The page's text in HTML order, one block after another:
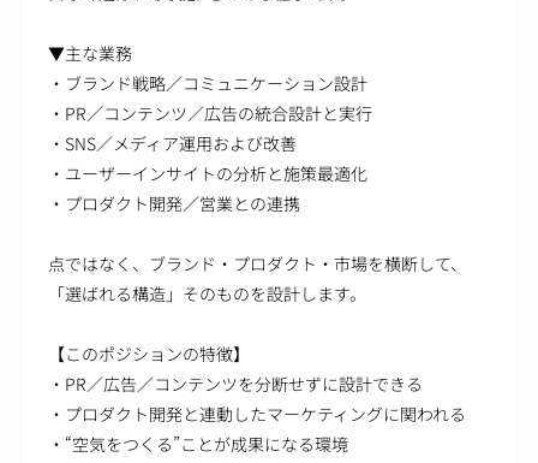
▼主な業務
・ブランド戦略／コミュニケーション設計
・PR／コンテンツ／広告の統合設計と実行
・SNS／メディア運用および改善
・ユーザーインサイトの分析と施策最適化
・プロダクト開発／営業との連携
点ではなく、ブランド・プロダクト・市場を横断して、
「選ばれる構造」そのものを設計します。
【このポジションの特徴】
・PR／広告／コンテンツを分断せずに設計できる
・プロダクト開発と連動したマーケティングに関われる
・“空気をつくる”ことが成果になる環境